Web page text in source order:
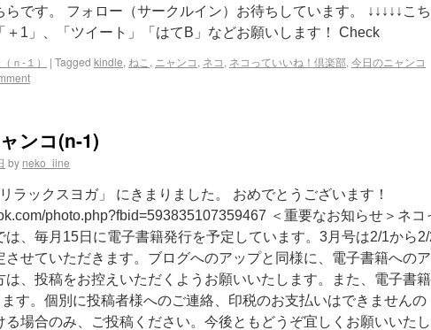
らです。 フォロー（サークルイン）お待ちしています。 ↓↓↓↓↓こ
＋1」、「ツイート」「はてB」などお願いします！ Check
ｎ-１） | Tagged kindle, ねこ , ニャンコ, ネコ, ネコっていいね！倶楽部, 今日のニャンコ
ンコ(n-1)
by neko_iine
ラックスヨガ」 にきまりました。 おめでとうございます！
photo.php?fbid=593835107359467 ＜重要なお知らせ＞ネコ
は、毎月15日に電子書籍発行を予定しています。3月号は2/1から
させていただきます。ブログへのアップと同様に、電子書籍への
は、投稿をお控えいただくようお願いいたします。また、電子書
す。個別に投稿者様へのご連絡、印税のお支払いはできませんの
る場合のみ、ご投稿ください。今後ともどうぞ宜しくお願いいたし